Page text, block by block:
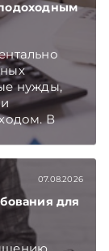
нужды,
В
агент
МНС.
07.08.2026
для